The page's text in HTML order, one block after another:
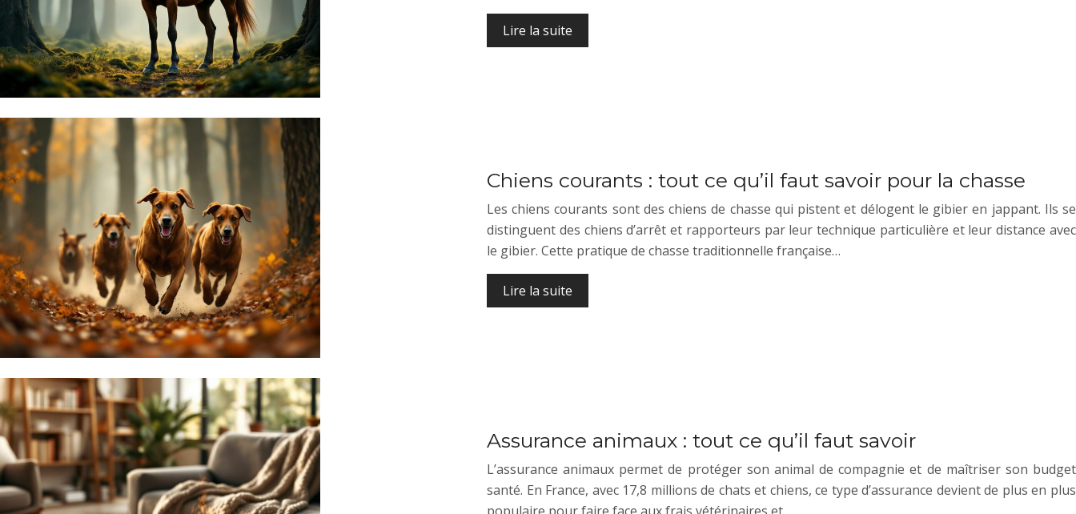
Lire la suite
Chiens courants : tout ce qu’il faut savoir pour la chasse
Les chiens courants sont des chiens de chasse qui pistent et délogent le gibier en jappant. Ils se
distinguent des chiens d’arrêt et rapporteurs par leur technique particulière et leur distance avec
le gibier. Cette pratique de chasse traditionnelle française…
Lire la suite
Assurance animaux : tout ce qu’il faut savoir
L’assurance animaux permet de protéger son animal de compagnie et de maîtriser son budget
santé. En France, avec 17,8 millions de chats et chiens, ce type d’assurance devient de plus en plus